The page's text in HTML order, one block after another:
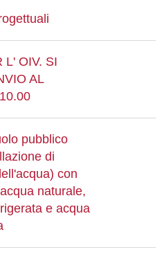
L' OIV. SI
AL
pubblico
di
con
naturale,
e acqua